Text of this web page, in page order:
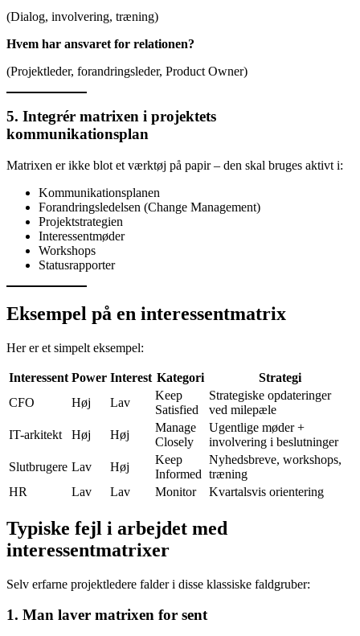
(Dialog, involvering, træning)
Hvem har ansvaret for relationen?
(Projektleder, forandringsleder, Product Owner)
5. Integrér matrixen i projektets
kommunikationsplan
Matrixen er ikke blot et værktøj på papir – den skal bruges aktivt i:
Kommunikationsplanen
Forandringsledelsen (Change Management)
Projektstrategien
Interessentmøder
Workshops
Statusrapporter
Eksempel på en interessentmatrix
Her er et simpelt eksempel:
Interessent Power Interest Kategori
Strategi
CFO
Høj Lav
Keep
Satisfied
Strategiske opdateringer
ved milepæle
IT-arkitekt
Høj Høj
Manage
Closely
Ugentlige møder +
involvering i beslutninger
Slutbrugere Lav Høj
Keep
Informed
Nyhedsbreve, workshops,
træning
HR
Lav Lav Monitor Kvartalsvis orientering
Typiske fejl i arbejdet med
interessentmatrixer
Selv erfarne projektledere falder i disse klassiske faldgruber:
1. Man laver matrixen for sent